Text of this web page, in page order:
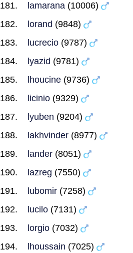
lamarana (10006)
lorand (9848)
lucrecio (9787)
lyazid (9781)
lhoucine (9736)
licinio (9329)
lyuben (9204)
lakhvinder (8977)
lander (8051)
lazreg (7550)
lubomir (7258)
lucilo (7131)
lorgio (7032)
lhoussain (7025)